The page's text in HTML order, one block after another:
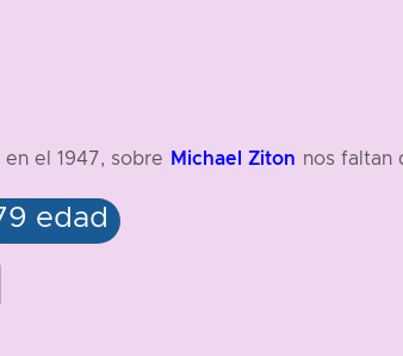
en el 1947, sobre Michael Ziton nos faltan